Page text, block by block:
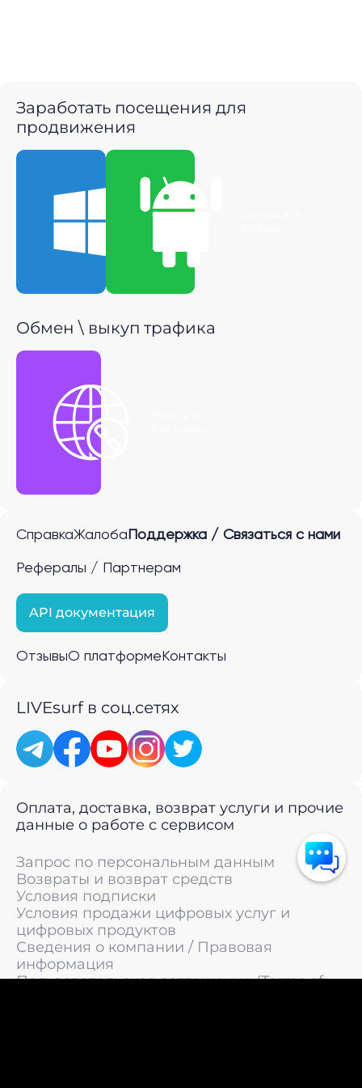
Заработать посещения для
продвижения
Скачать для
Обмен \ выкуп трафика
СправкаЖалоба Поддержка / Связаться с нами
Рефералы / Партнерам
API документация
ОтзывыО платформе Контакты
LIVEsurf в соц.сетях
Оплата, доставка, возврат услуги и прочие
данные о работе с сервисом
Запрос по персональным данным
Возвраты и возврат средств
Условия подписки
Условия продажи цифровых услуг и
цифровых продуктов
Сведения о компании / Правовая
информация
Пользовательское соглашение (Terms of